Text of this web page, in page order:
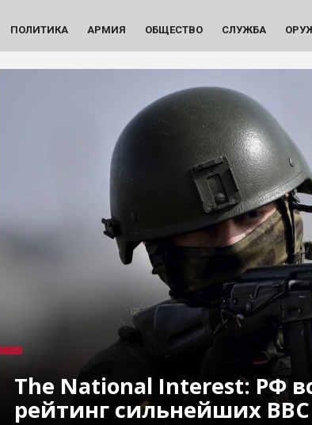
ПОЛИТИКА АРМИЯ ОБЩЕСТВО СЛУЖБА
The National Interest: РФ
рейтинг сильнейших